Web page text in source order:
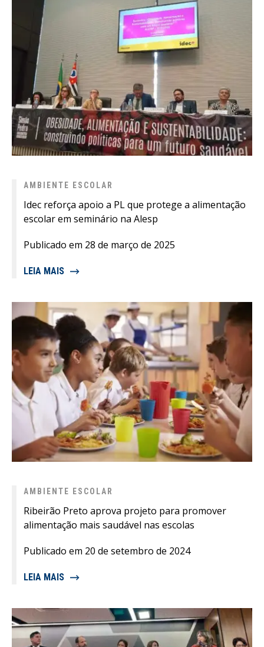
AMBIENTE ESCOLAR
Idec reforça apoio a PL que protege a alimentação
escolar em seminário na Alesp
Publicado em 28 de março de 2025
LEIA MAIS
AMBIENTE ESCOLAR
Ribeirão Preto aprova projeto para promover
alimentação mais saudável nas escolas
Publicado em 20 de setembro de 2024
LEIA MAIS